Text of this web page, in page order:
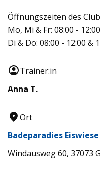
Öffnungszeiten des
Mo, Mi & Fr: 08:00 -
Di & Do: 08:00 - 12:00 &
Trainer:in
Anna T.
Ort
Badeparadies Eiswiese
Windausweg 60, 37073